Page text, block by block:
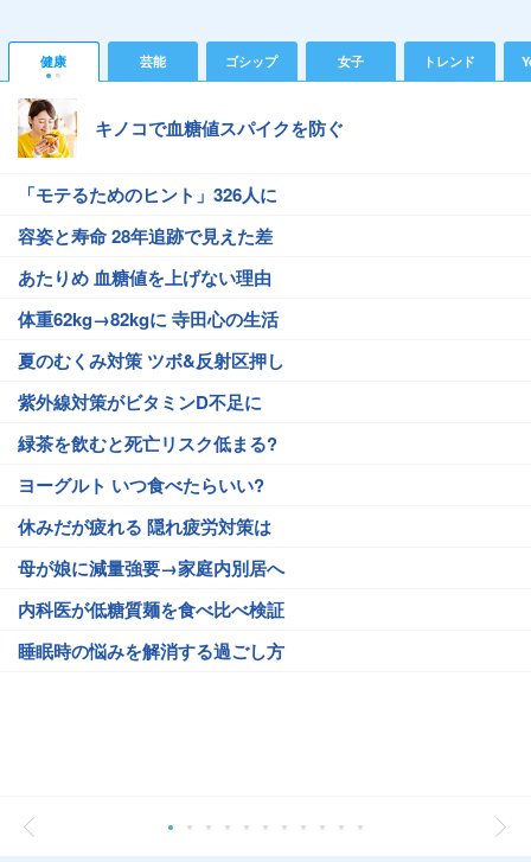
健康 芸能 ゴシップ 女子 トレンド
キノコで血糖値スパイクを防ぐ
「モテるためのヒント」326人に
容姿と寿命 28年追跡で見えた差
あたりめ 血糖値を上げない理由
体重62kg→82kgに 寺田心の生活
夏のむくみ対策 ツボ&反射区押し
紫外線対策がビタミンD不足に
緑茶を飲むと死亡リスク低まる?
ヨーグルト いつ食べたらいい?
休みだが疲れる 隠れ疲労対策は
母が娘に減量強要→家庭内別居へ
内科医が低糖質麺を食べ比べ検証
睡眠時の悩みを解消する過ごし方